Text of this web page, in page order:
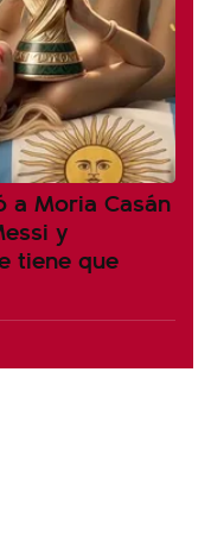
a Moria Casán
y
tiene que